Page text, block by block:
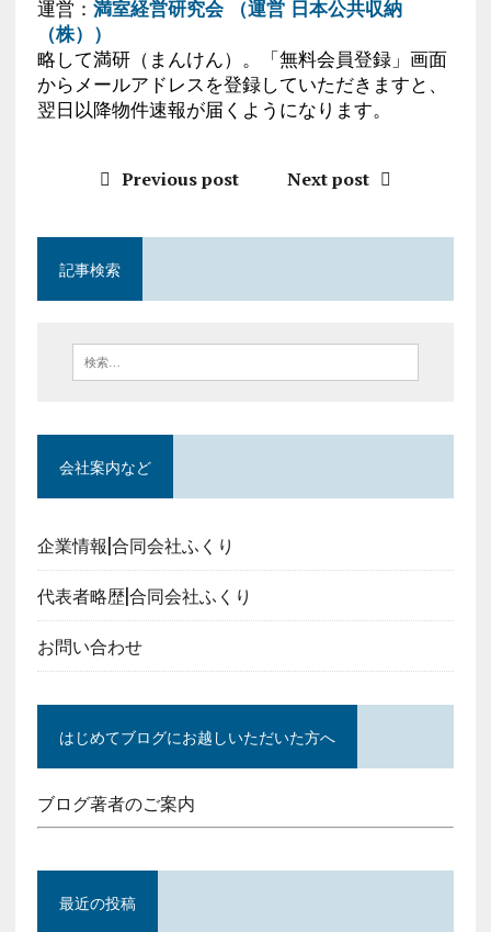
運営： 満室経営研究会 （運営 日本公共収納
（株））
略して満研（まんけん）。「無料会員登録」画面
からメールアドレスを登録していただきますと、
翌日以降物件速報が届くようになります。
Previous post Next post
記事検索
会社案内など
企業情報|合同会社ふくり
代表者略歴|合同会社ふくり
お問い合わせ
はじめてブログにお越しいただいた方へ
ブログ著者のご案内
最近の投稿